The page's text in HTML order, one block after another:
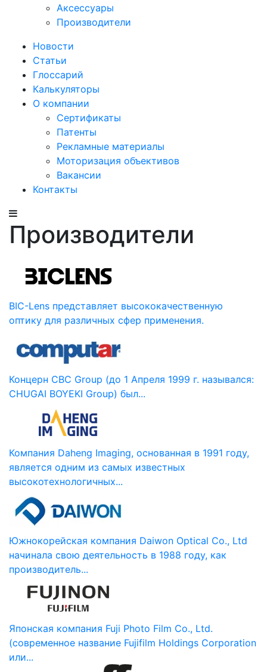
Аксессуары
Производители
Новости
Статьи
Глоссарий
Калькуляторы
О компании
Сертификаты
Патенты
Рекламные материалы
Моторизация объективов
Вакансии
Контакты
Производители
BIC-Lens представляет высококачественную
оптику для различных сфер применения.
Концерн CBC Group (до 1 Апреля 1999 г. назывался:
CHUGAI BOYEKI Group) был...
Компания Daheng Imaging, основанная в 1991 году,
является одним из самых известных
высокотехнологичных...
Южнокорейская компания Daiwon Optical Co., Ltd
начинала свою деятельность в 1988 году, как
производитель...
Японская компания Fuji Photo Film Co., Ltd.
(современное название Fujifilm Holdings Corporation
или...